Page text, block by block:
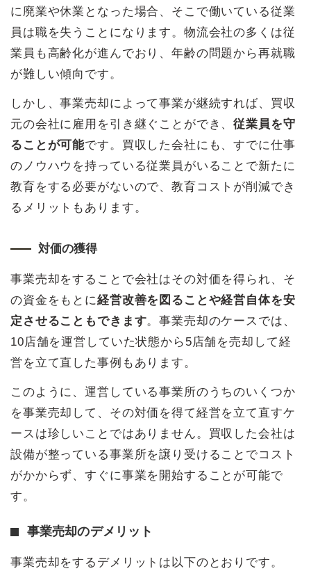
に廃業や休業となった場合、そこで働いている従業
員は職を失うことになります。物流会社の多くは従
業員も高齢化が進んでおり、年齢の問題から再就職
が難しい傾向です。
しかし、事業売却によって事業が継続すれば、買収
元の会社に雇用を引き継ぐことができ、従業員を守
ることが可能です。買収した会社にも、すでに仕事
のノウハウを持っている従業員がいることで新たに
教育をする必要がないので、教育コストが削減でき
るメリットもあります。
対価の獲得
事業売却をすることで会社はその対価を得られ、そ
の資金をもとに経営改善を図ることや経営自体を安
定させることもできます。事業売却のケースでは、
10店舗を運営していた状態から5店舗を売却して経
営を立て直した事例もあります。
このように、運営している事業所のうちのいくつか
を事業売却して、その対価を得て経営を立て直すケ
ースは珍しいことではありません。買収した会社は
設備が整っている事業所を譲り受けることでコスト
がかからず、すぐに事業を開始することが可能で
す。
事業売却のデメリット
事業売却をするデメリットは以下のとおりです。